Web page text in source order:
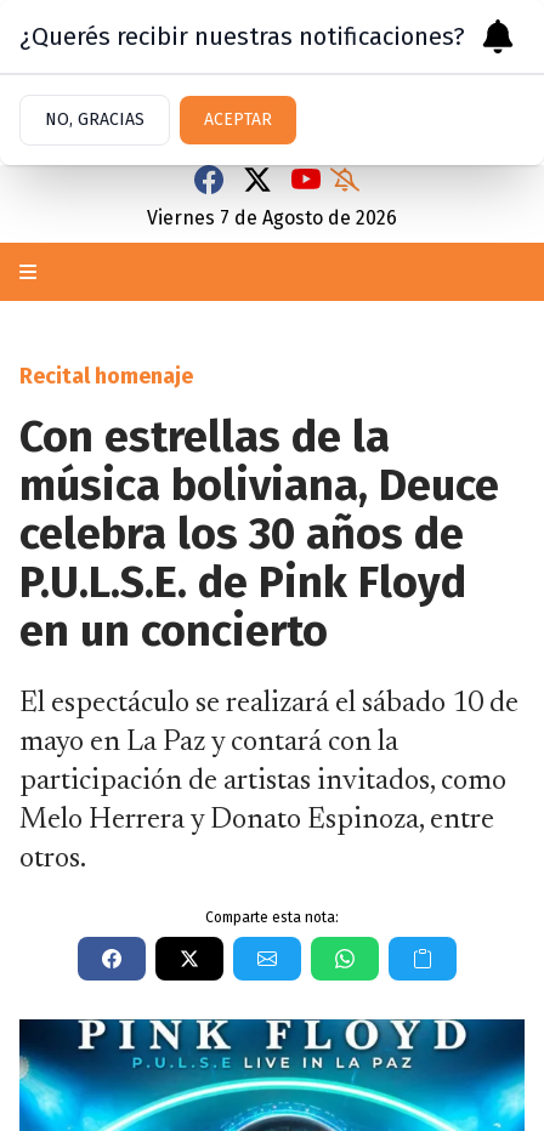
Viernes 7 de Agosto de 2026
Recital homenaje
Con estrellas de la
música boliviana, Deuce
celebra los 30 años de
P.U.L.S.E. de Pink Floyd
en un concierto
El espectáculo se realizará el sábado 10 de
mayo en La Paz y contará con la
participación de artistas invitados, como
Melo Herrera y Donato Espinoza, entre
otros.
Comparte esta nota:
¿Querés recibir nuestras notificaciones?
NO, GRACIAS ACEPTAR